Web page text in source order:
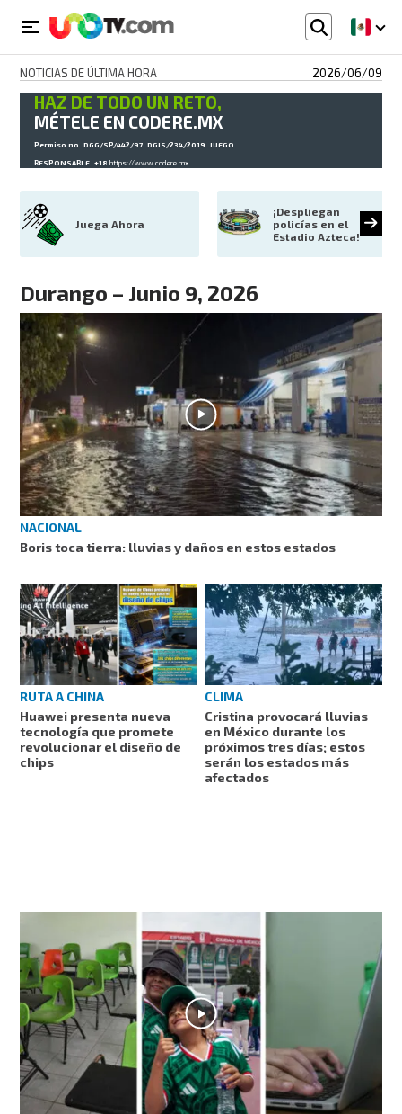
NOTICIAS DE ÚLTIMA HORA 2026/06/09
HAZ DE TODO UN RETO,
MÉTELE EN CODERE.MX
Permiso no. DGG/SP/442/97, DGJS/234/2019. JUEGO
RESPONSABLE. +18https://www.codere.mx
Juega Ahora
¡Despliegan
policías en el
Estadio Azteca!
Durango – Junio 9, 2026
NACIONAL
Boris toca tierra: lluvias y daños en estos estados
RUTA A CHINA
Huawei presenta nueva
tecnología que promete
revolucionar el diseño de
chips
CLIMA
Cristina provocará lluvias
en México durante los
próximos tres días; estos
serán los estados más
afectados